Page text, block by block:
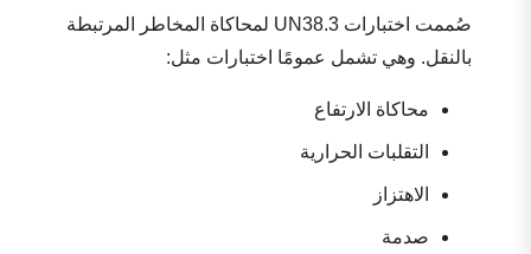
صُممت اختبارات UN38.3 لمحاكاة المخاطر المرتبطة
بالنقل. وهي تشمل عمومًا اختبارات مثل:
محاكاة الارتفاع
التقلبات الحرارية
الاهتزاز
صدمة